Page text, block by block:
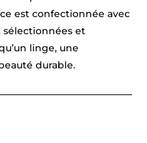
est confectionnée avec
et
linge, une
durable.